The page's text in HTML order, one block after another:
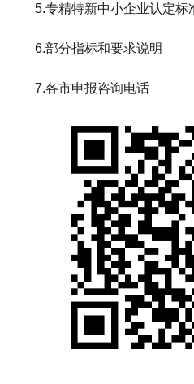
5.专精特新中小企业认定标
6.部分指标和要求说明
7.各市申报咨询电话